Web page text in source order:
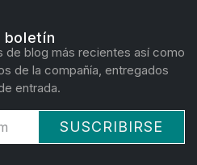
boletín
de blog más recientes así como
de la compañía, entregados
entrada.
SUSCRIBIRSE